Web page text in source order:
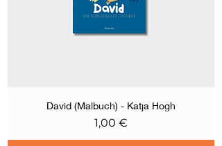
David (Malbuch) - Katja Hogh
Preis
1,00 €